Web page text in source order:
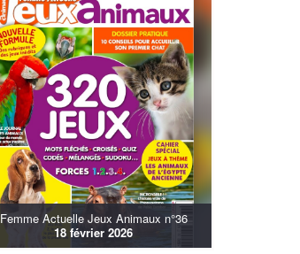
Femme Actuelle Jeux Animaux n°36
18 février 2026